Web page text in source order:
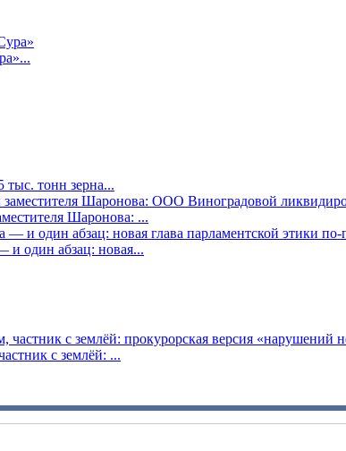
тыс. тонн зерна...
Шаронова: ...
и один абзац: новая...
с землёй: ...